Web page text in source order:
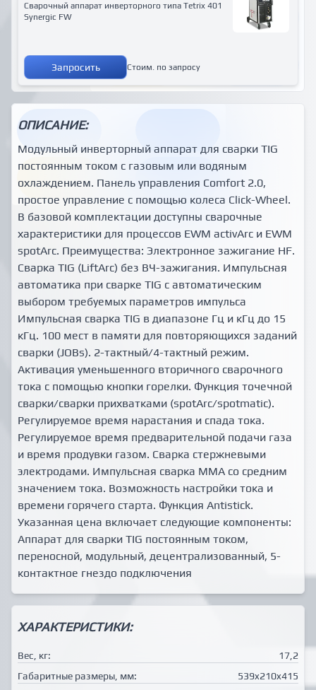
Сварочный аппарат инверторного типа Tetrix 401
Synergic FW
Запросить Стоим. по запросу
ОПИСАНИЕ:
Модульный инверторный аппарат для сварки ТIG
постоянным током с газовым или водяным
охлаждением. Панель управления Comfort 2.0,
простое управление с помощью колеса Click-Wheel.
В базовой комплектации доступны сварочные
характеристики для процессов EWM activArc и EWM
spotArc. Преимущества: Электронное зажигание HF.
Сварка ТIG (LiftArc) без ВЧ-зажигания. Импульсная
автоматика при сварке ТIG с автоматическим
выбором требуемых параметров импульса
Импульсная сварка TIG в диапазоне Гц и кГц до 15
кГц. 100 мест в памяти для повторяющихся заданий
сварки (JOBs). 2-тактный/4-тактный режим.
Активация уменьшенного вторичного сварочного
тока с помощью кнопки горелки. Функция точечной
сварки/сварки прихватками (spotArc/spotmatic).
Регулируемое время нарастания и спада тока.
Регулируемое время предварительной подачи газа
и время продувки газом. Сварка стержневыми
электродами. Импульсная сварка ММА со средним
значением тока. Возможность настройки тока и
времени горячего старта. Функция Antistick.
Указанная цена включает следующие компоненты:
Аппарат для сварки TIG постоянным током,
переносной, модульный, децентрализованный, 5-
контактное гнездо подключения
ХАРАКТЕРИСТИКИ:
Вес, кг:
17,2
Габаритные размеры, мм:
539x210x415